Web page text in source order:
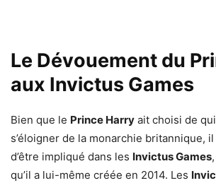
Le Dévouement du
aux Invictus Games
Bien que le Prince Harry ait choisi de
s’éloigner de la monarchie britannique, il
d’être impliqué dans les Invictus Games
qu’il a lui-même créée en 2014. Les